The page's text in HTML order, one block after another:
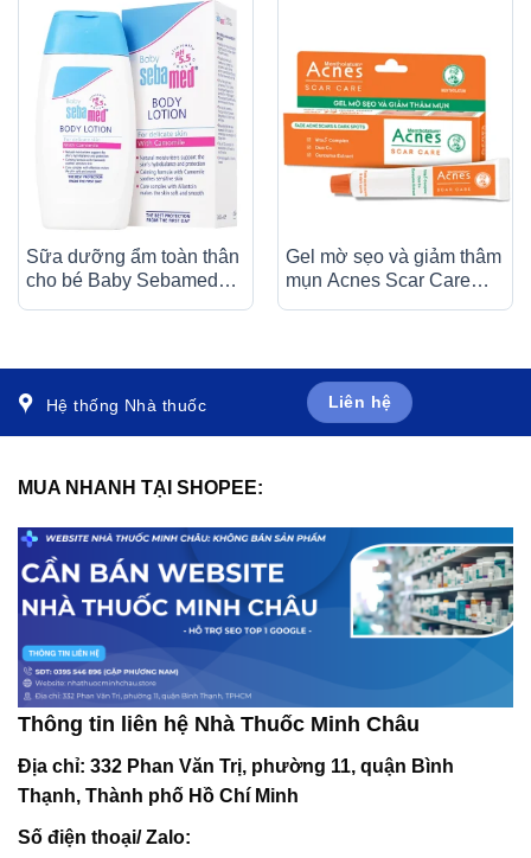
Sữa dưỡng ẩm toàn thân
cho bé Baby Sebamed
(200ml)
Gel mờ sẹo và giảm thâm
mụn Acnes Scar Care
Hệ thống Nhà thuốc Liên hệ
MUA NHANH TẠI SHOPEE:
Thông tin liên hệ Nhà Thuốc Minh Châu
Địa chỉ: 332 Phan Văn Trị, phường 11, quận Bình
Thạnh, Thành phố Hồ Chí Minh
Số điện thoại/ Zalo: